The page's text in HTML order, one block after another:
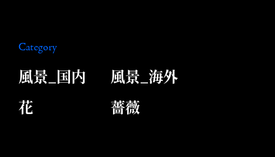
Category
風景_国内
風景_海外
花
薔薇